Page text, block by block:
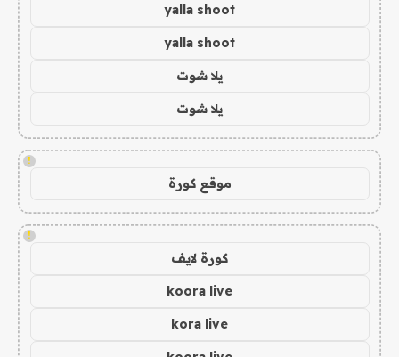
yalla shoot
yalla shoot
يلا شوت
يلا شوت
!
موقع كورة
!
كورة لايف
koora live
kora live